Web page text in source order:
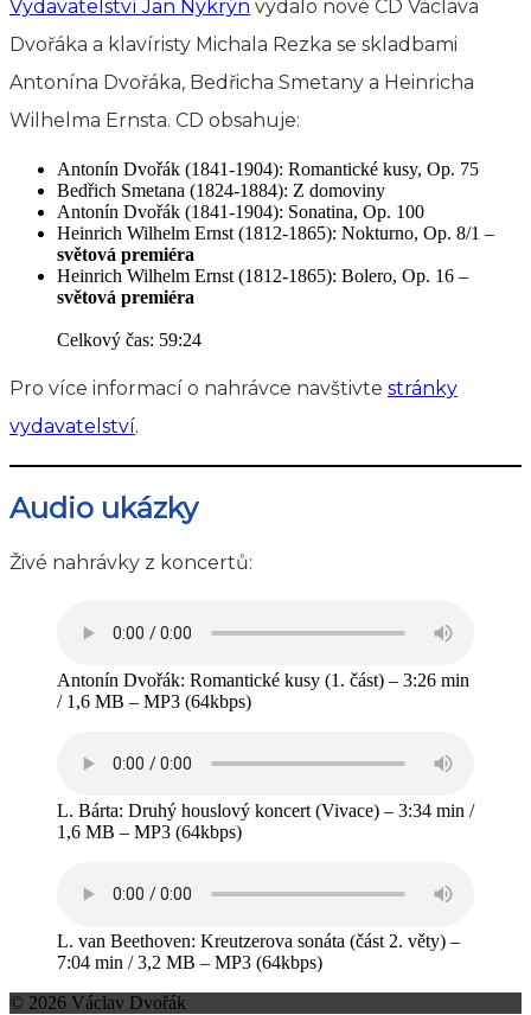
Vydavatelství Jan Nykrýn vydalo nové CD Václava
Dvořáka a klavíristy Michala Rezka se skladbami
Antonína Dvořáka, Bedřicha Smetany a Heinricha
Wilhelma Ernsta. CD obsahuje:
Antonín Dvořák (1841-1904): Romantické kusy, Op. 75
Bedřich Smetana (1824-1884): Z domoviny
Antonín Dvořák (1841-1904): Sonatina, Op. 100
Heinrich Wilhelm Ernst (1812-1865): Nokturno, Op. 8/1 –
světová premiéra
Heinrich Wilhelm Ernst (1812-1865): Bolero, Op. 16 –
světová premiéra
Celkový čas: 59:24
Pro více informací o nahrávce navštivte stránky
vydavatelství.
Audio ukázky
Živé nahrávky z koncertů:
Antonín Dvořák: Romantické kusy (1. část) – 3:26 min
/ 1,6 MB – MP3 (64kbps)
L. Bárta: Druhý houslový koncert (Vivace) – 3:34 min /
1,6 MB – MP3 (64kbps)
L. van Beethoven: Kreutzerova sonáta (část 2. věty) –
7:04 min / 3,2 MB – MP3 (64kbps)
© 2026 Václav Dvořák